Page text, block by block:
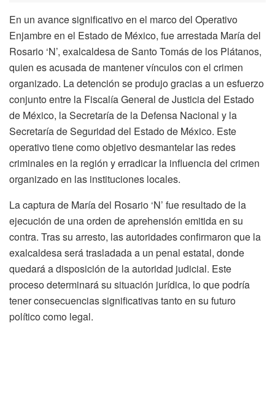
En un avance significativo en el marco del Operativo
Enjambre en el Estado de México, fue arrestada María del
Rosario ‘N’, exalcaldesa de Santo Tomás de los Plátanos,
quien es acusada de mantener vínculos con el crimen
organizado. La detención se produjo gracias a un esfuerzo
conjunto entre la Fiscalía General de Justicia del Estado
de México, la Secretaría de la Defensa Nacional y la
Secretaría de Seguridad del Estado de México. Este
operativo tiene como objetivo desmantelar las redes
criminales en la región y erradicar la influencia del crimen
organizado en las instituciones locales.
La captura de María del Rosario ‘N’ fue resultado de la
ejecución de una orden de aprehensión emitida en su
contra. Tras su arresto, las autoridades confirmaron que la
exalcaldesa será trasladada a un penal estatal, donde
quedará a disposición de la autoridad judicial. Este
proceso determinará su situación jurídica, lo que podría
tener consecuencias significativas tanto en su futuro
político como legal.